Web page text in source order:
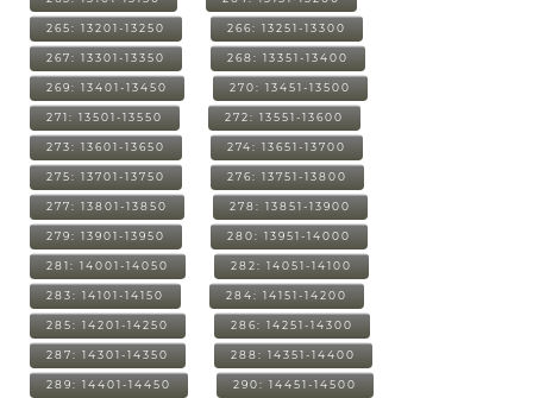
265: 13201-13250 266: 13251-13300
267: 13301-13350 268: 13351-13400
269: 13401-13450 270: 13451-13500
271: 13501-13550 272: 13551-13600
273: 13601-13650 274: 13651-13700
275: 13701-13750 276: 13751-13800
277: 13801-13850 278: 13851-13900
279: 13901-13950 280: 13951-14000
281: 14001-14050 282: 14051-14100
283: 14101-14150 284: 14151-14200
285: 14201-14250 286: 14251-14300
287: 14301-14350 288: 14351-14400
289: 14401-14450 290: 14451-14500